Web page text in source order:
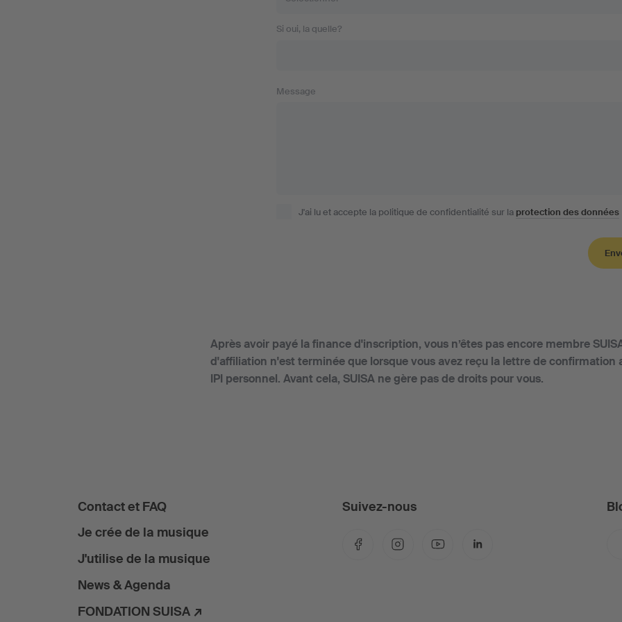
Si oui, la quelle?
Message
J'ai lu et accepte la politique de confidentialité sur la protection des données
Après avoir payé la finance d'inscription, vous n’êtes pas encore membre
d'affiliation n'est terminée que lorsque vous avez reçu la lettre de confirmation
IPI personnel. Avant cela, SUISA ne gère pas de droits pour vous.
Contact et FAQ
Je crée de la musique
J'utilise de la musique
News & Agenda
FONDATION SUISA ↗
Suivez-nous
FacebookInstagram